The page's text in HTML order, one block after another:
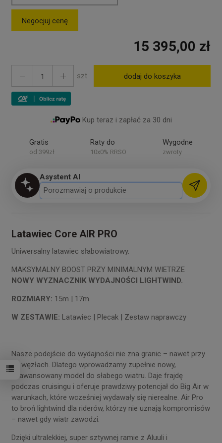
Negocjuj cenę
15 395,00 zł
szt. dodaj do koszyka
Kup teraz i zapłać za 30 dni
Gratis
od 399zł
Raty do
10x0% RRSO
Wygodne
zwroty
Asystent AI
Latawiec Core AIR PRO
Uniwersalny latawiec słabowiatrowy.
MAKSYMALNY BOOST PRZY MINIMALNYM WIETRZE
NOWY WYZNACZNIK WYDAJNOŚCI LIGHTWIND.
ROZMIARY: 15m | 17m
W ZESTAWIE: Latawiec | Plecak | Zestaw naprawczy
Nasze podejście do wydajności nie zna granic – nawet przy
10 węzłach. Dlatego wprowadzamy zupełnie nowy,
zaawansowany model do słabego wiatru. Daje frajdę
podczas cruisingu i oferuje prawdziwy potencjał do Big Air w
warunkach, które wcześniej wydawały się nierealne. Air Pro
to broń lightwind dla riderów, którzy nie uznają kompromisów
– nawet gdy wiatr zawodzi.
Dzięki ultralekkiej, super sztywnej ramie z Aluuli i